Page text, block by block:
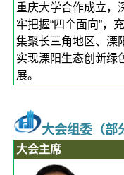
重庆大学合作成立，
牢把握“四个面向”，
集聚长三角地区、溧
实现溧阳生态创新绿
展。
大会组委（部
大会主席